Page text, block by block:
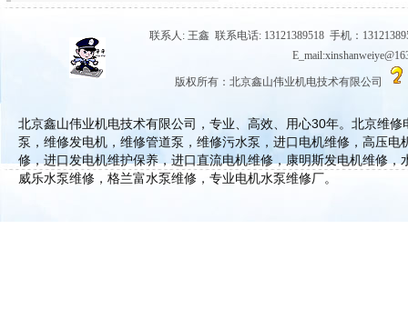
联系人: 王鑫 联系电话: 13121389518 手机：
版权所有：北京鑫山伟业机电技术有限公司
北京鑫山伟业机电技术有限公司，专业、高效、用心30年。北京维
泵，维修发电机，维修管道泵，维修污水泵，进口电机维修，高压
修，进口发电机维护保养，进口直流电机维修，康明斯发电机维修
威乐水泵维修，格兰富水泵维修，专业电机水泵维修厂。